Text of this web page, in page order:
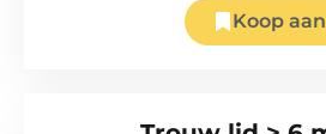
Koop aan